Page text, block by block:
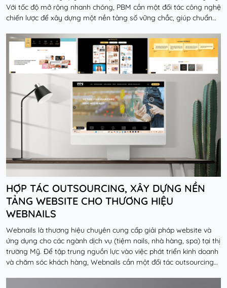
Với tốc độ mở rộng nhanh chóng, PBM cần một đối tác công nghệ
chiến lược để xây dựng một nền tảng số vững chắc, giúp chuẩn
HỢP TÁC OUTSOURCING, XÂY DỰNG NỀN
TẢNG WEBSITE CHO THƯƠNG HIỆU
WEBNAILS
Webnails là thương hiệu chuyên cung cấp giải pháp website và
ứng dụng cho các ngành dịch vụ (tiệm nails, nhà hàng, spa) tại thị
trường Mỹ. Để tập trung nguồn lực vào việc phát triển kinh doanh
và chăm sóc khách hàng, Webnails cần một đối tác outsourcing